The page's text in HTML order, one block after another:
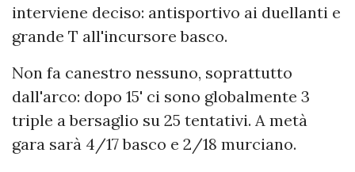
interviene deciso: antisportivo ai duellanti e
grande T all'incursore basco.
Non fa canestro nessuno, soprattutto
dall'arco: dopo 15' ci sono globalmente 3
triple a bersaglio su 25 tentativi. A metà
gara sarà 4/17 basco e 2/18 murciano.